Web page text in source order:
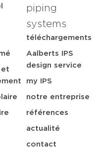
et
piping
systems
téléchargements
Aalberts IPS
design service
my IPS
notre entreprise
références
actualité
contact